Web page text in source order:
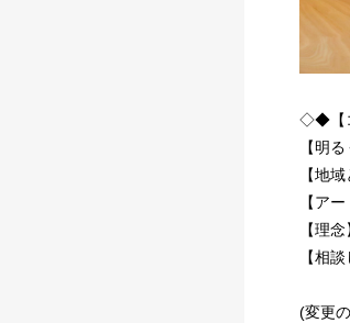
◇◆【
【明
【地
【ア
【理
【相
(変更